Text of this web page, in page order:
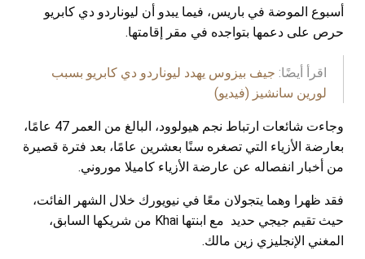
أسبوع الموضة في باريس، فيما يبدو أن ليوناردو دي كابريو
حرص على دعمها بتواجده في مقر إقامتها.
اقرأ أيضًا: جيف بيزوس يهدد ليوناردو دي كابريو بسبب
لورين سانشيز (فيديو)
وجاءت شائعات ارتباط نجم هيولوود، البالغ من العمر 47 عامًا،
بعارضة الأزياء التي تصغره سنًا بعشرين عامًا، بعد فترة قصيرة
من أخبار انفصاله عن عارضة الأزياء كاميلا موروني.
فقد ظهرا وهما يتجولان معًا في نيويورك خلال الشهر الفائت،
حيث تقيم جيجي حديد مع ابنتها Khai من شريكها السابق،
المغني الإنجليزي زين مالك.